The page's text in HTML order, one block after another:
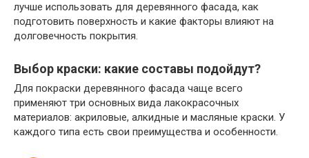
лучше использовать для деревянного фасада, как
подготовить поверхность и какие факторы влияют на
долговечность покрытия.
Выбор краски: какие составы подойдут?
Для покраски деревянного фасада чаще всего
применяют три основных вида лакокрасочных
материалов: акриловые, алкидные и масляные краски. У
каждого типа есть свои преимущества и особенности.